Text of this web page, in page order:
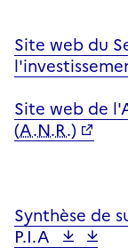
Site web du
Site web de
(A.N.R.)
Fichier
Synthèse de
P.I.A